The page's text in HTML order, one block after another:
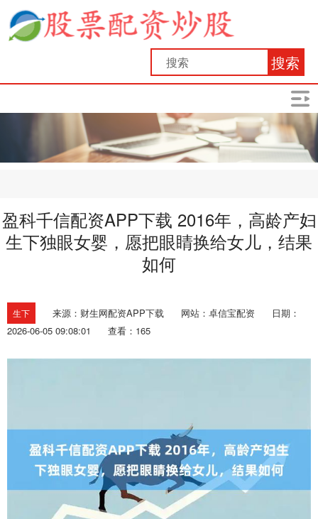
搜索
盈科千信配资APP下载 2016年，高龄产妇
生下独眼女婴，愿把眼睛换给女儿，结果
如何
生下 来源：财生网配资APP下载 网站：卓信宝配资
日期：
2026-06-05 09:08:01
查看：165